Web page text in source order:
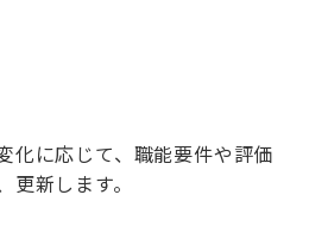
化に応じて、職能要件や評価
新します。